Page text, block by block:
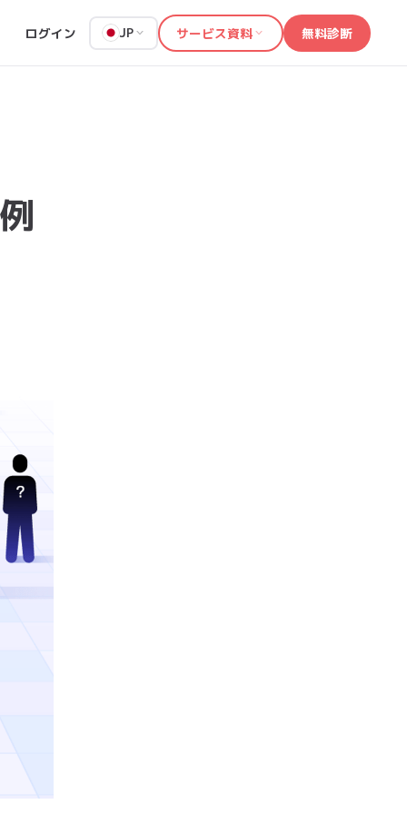
ログイン JP サービス資料 無料診断